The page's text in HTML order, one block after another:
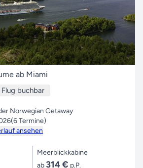
ab Miami
buchbar
Norwegian Getaway
(6 Termine)
ansehen
Meerblickkabine
ab 314 € p.P.